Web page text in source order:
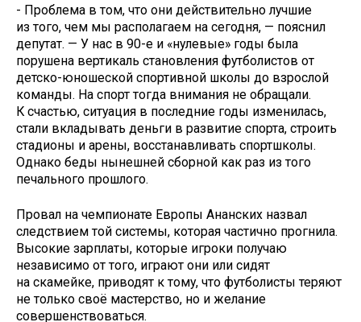
- Проблема в том, что они действительно лучшие
из того, чем мы располагаем на сегодня, — пояснил
депутат. — У нас в 90-е и «нулевые» годы была
порушена вертикаль становления футболистов от
детско-юношеской спортивной школы до взрослой
команды. На спорт тогда внимания не обращали.
К счастью, ситуация в последние годы изменилась,
стали вкладывать деньги в развитие спорта, строить
стадионы и арены, восстанавливать спортшколы.
Однако беды нынешней сборной как раз из того
печального прошлого.
Провал на чемпионате Европы Ананских назвал
следствием той системы, которая частично прогнила.
Высокие зарплаты, которые игроки получаю
независимо от того, играют они или сидят
на скамейке, приводят к тому, что футболисты теряют
не только своё мастерство, но и желание
совершенствоваться.